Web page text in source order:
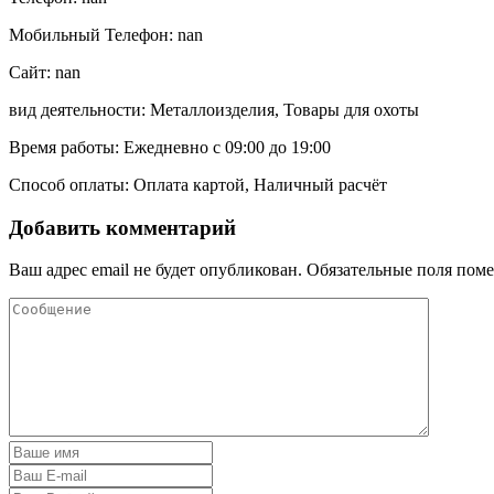
Мобильный Телефон: nan
Сайт: nan
вид деятельности: Металлоизделия, Товары для охоты
Время работы: Ежедневно с 09:00 до 19:00
Способ оплаты: Оплата картой, Наличный расчёт
Добавить комментарий
Ваш адрес email не будет опубликован. Обязательные поля